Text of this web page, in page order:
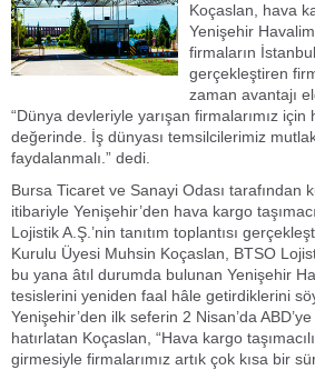
Koçaslan, hava
Yenişehir
firmaların
gerçekleştiren
zaman avantajı
“Dünya devleriyle yarışan firmalarımız için
değerinde. İş dünyası temsilcilerimiz
faydalanmalı.” dedi.
Bursa Ticaret ve Sanayi Odası tarafından
itibariyle Yenişehir’den hava kargo
Lojistik A.Ş.’nin tanıtım toplantısı
Kurulu Üyesi Muhsin Koçaslan, BTSO
bu yana âtıl durumda bulunan Yenişehir
tesislerini yeniden faal hâle getirdiklerini
Yenişehir’den ilk seferin 2 Nisan’da
hatırlatan Koçaslan, “Hava kargo
girmesiyle firmalarımız artık çok kısa bir